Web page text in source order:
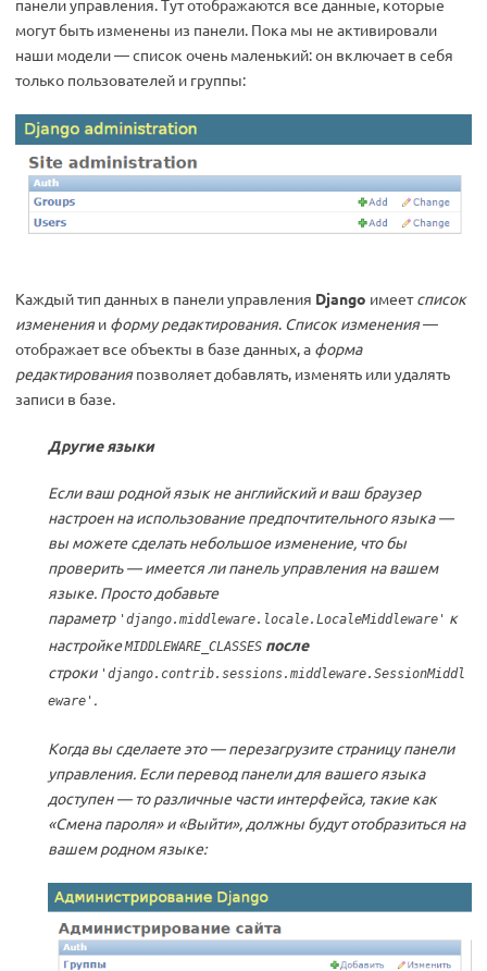
панели управления. Тут отображаются все данные, которые
могут быть изменены из панели. Пока мы не активировали
наши модели — список очень маленький: он включает в себя
только пользователей и группы:
Каждый тип данных в панели управления Django имеетсписок
измененияи форму редактирования. Список изменения—
отображает все объекты в базе данных, а форма
редактированияпозволяет добавлять, изменять или удалять
записи в базе.
Другие языки
Если ваш родной язык не английский и ваш браузер
настроен на использование предпочтительного языка —
вы можете сделать небольшое изменение, что бы
проверить — имеется ли панель управления на вашем
языке. Просто добавьте
параметр 'django.middleware.locale.LocaleMiddleware' к
настройкеMIDDLEWARE_CLASSES после
строки 'django.contrib.sessions.middleware.SessionMiddl
eware' .
Когда вы сделаете это — перезагрузите страницу панели
управления. Если перевод панели для вашего языка
доступен — то различные части интерфейса, такие как
«Смена пароля» и «Выйти», должны будут отобразиться на
вашем родном языке: